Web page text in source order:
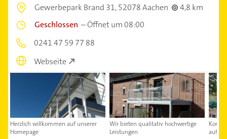
Gewerbepark Brand 31,52078 Aachen
4,8 km
Geschlossen –Öffnet um 08:00
0241 47 59 77 88
Webseite
Herzlich willkommen auf unserer
Homepage
Wir bieten qualitativ hochwertige
Leistungen
auf